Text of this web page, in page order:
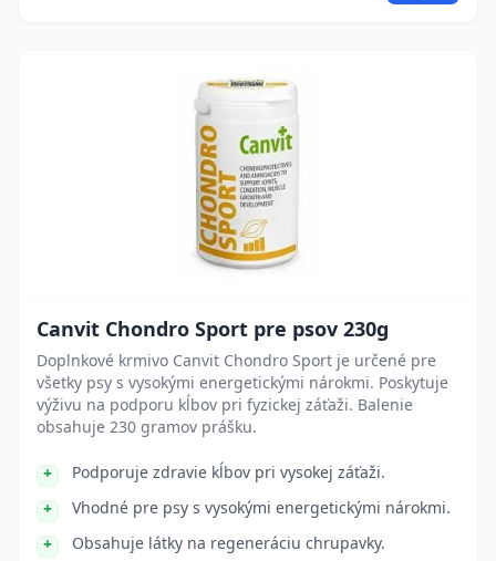
Canvit Chondro Sport pre psov 230g
Doplnkové krmivo Canvit Chondro Sport je určené pre
všetky psy s vysokými energetickými nárokmi. Poskytuje
výživu na podporu kĺbov pri fyzickej záťaži. Balenie
obsahuje 230 gramov prášku.
Podporuje zdravie kĺbov pri vysokej záťaži.
Vhodné pre psy s vysokými energetickými nárokmi.
Obsahuje látky na regeneráciu chrupavky.